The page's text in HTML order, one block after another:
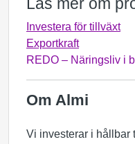
Investera för tillväxt
Exportkraft
REDO – Näringsliv i
Om Almi
Vi investerar i hållbar